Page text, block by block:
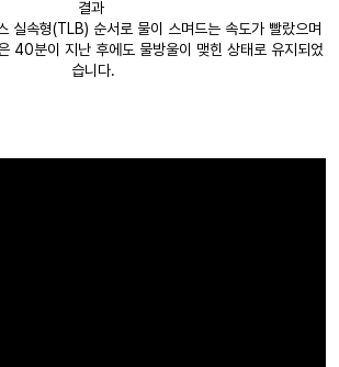
결과
속형(TLB) 순서로 물이 스며드는 속도가 빨랐으며
40분이 지난 후에도 물방울이 맺힌 상태로 유지되었
습니다.